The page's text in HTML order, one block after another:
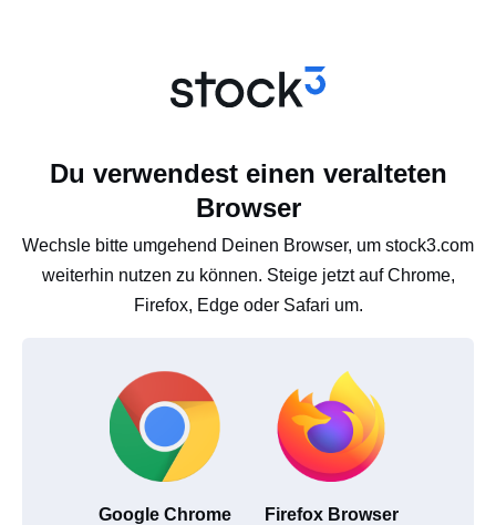
Du verwendest einen veralteten
Browser
Wechsle bitte umgehend Deinen Browser, um stock3.com
weiterhin nutzen zu können. Steige jetzt auf Chrome,
Firefox, Edge oder Safari um.
Google Chrome Firefox Browser